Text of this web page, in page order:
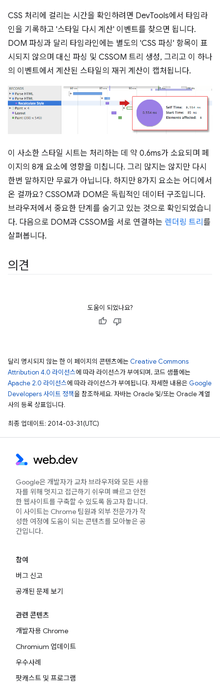
CSS 처리에 걸리는 시간을 확인하려면 DevTools에서 타임라
인을 기록하고 '스타일 다시 계산' 이벤트를 찾으면 됩니다.
DOM 파싱과 달리 타임라인에는 별도의 'CSS 파싱' 항목이 표
시되지 않으며 대신 파싱 및 CSSOM 트리 생성, 그리고 이 하나
의 이벤트에서 계산된 스타일의 재귀 계산이 캡처됩니다.
이 사소한 스타일 시트는 처리하는 데 약 0.6ms가 소요되며 페
이지의 8개 요소에 영향을 미칩니다. 그리 많지는 않지만 다시
한번 말하지만 무료가 아닙니다. 하지만 8가지 요소는 어디에서
온 걸까요? CSSOM과 DOM은 독립적인 데이터 구조입니다.
브라우저에서 중요한 단계를 숨기고 있는 것으로 확인되었습니
다. 다음으로 DOM과 CSSOM을 서로 연결하는 렌더링 트리 를
살펴봅니다.
의견
도움이 되었나요?
달리 명시되지 않는 한 이 페이지의 콘텐츠에는 Creative Commons
Attribution 4.0 라이선스에 따라 라이선스가 부여되며, 코드 샘플에는
Apache 2.0 라이선스에 따라 라이선스가 부여됩니다. 자세한 내용은 Google
Developers 사이트 정책을 참조하세요. 자바는 Oracle 및/또는 Oracle 계열
사의 등록 상표입니다.
최종 업데이트: 2014-03-31(UTC)
Google은 개발자가 교차 브라우저와 모든 사용
자를 위해 멋지고 접근하기 쉬우며 빠르고 안전
한 웹사이트를 구축할 수 있도록 돕고자 합니다.
이 사이트는 Chrome 팀원과 외부 전문가가 작
성한 여정에 도움이 되는 콘텐츠를 모아놓은 공
간입니다.
참여
버그 신고
공개된 문제 보기
관련 콘텐츠
개발자용 Chrome
Chromium 업데이트
우수사례
팟캐스트 및 프로그램